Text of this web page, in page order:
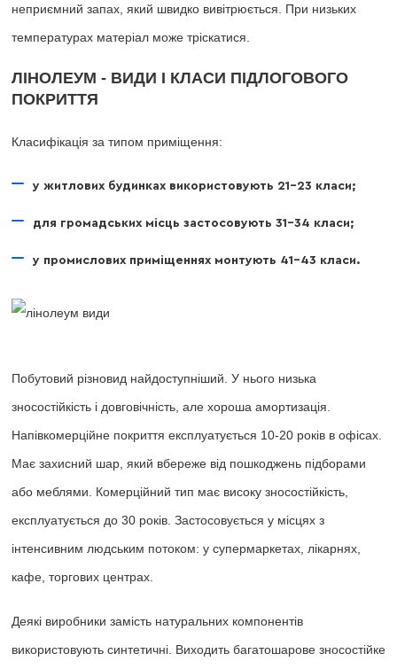
неприємний запах, який швидко вивітрюється. При низьких
температурах матеріал може тріскатися.
ЛІНОЛЕУМ - ВИДИ І КЛАСИ ПІДЛОГОВОГО
ПОКРИТТЯ
Класифікація за типом приміщення:
у житлових будинках використовують 21-23 класи;
для громадських місць застосовують 31-34 класи;
у промислових приміщеннях монтують 41-43 класи.
Побутовий різновид найдоступніший. У нього низька
зносостійкість і довговічність, але хороша амортизація.
Напівкомерційне покриття експлуатується 10-20 років в офісах.
Має захисний шар, який вбереже від пошкоджень підборами
або меблями. Комерційний тип має високу зносостійкість,
експлуатується до 30 років. Застосовується у місцях з
інтенсивним людським потоком: у супермаркетах, лікарнях,
кафе, торгових центрах.
Деякі виробники замість натуральних компонентів
використовують синтетичні. Виходить багатошарове зносостійке